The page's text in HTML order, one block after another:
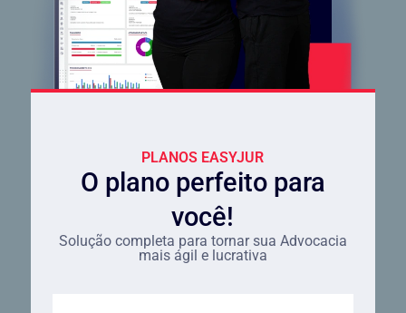
PLANOS EASYJUR
O plano perfeito para
você!
Solução completa para tornar sua Advocacia
mais ágil e lucrativa